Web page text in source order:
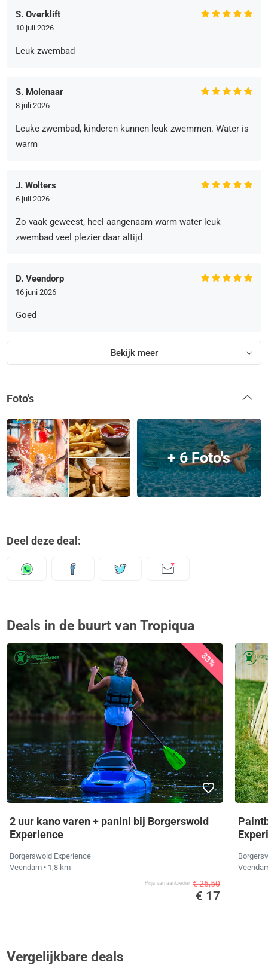
S. Overklift
10 juli 2026
Leuk zwembad
S. Molenaar
8 juli 2026
Leuke zwembad, kinderen kunnen leuk zwemmen. Water is
warm
J. Wolters
6 juli 2026
Zo vaak geweest, heel aangenaam warm water leuk
zwembad veel plezier daar altijd
D. Veendorp
16 juni 2026
Goed
Bekijk meer
Foto's
+ 6 Foto's
Deel deze deal:
Deals in de buurt van Tropiqua
33%
2 uur kano varen + panini bij Borgerswold
Experience
Borgerswold Experience
Veendam • 1,8 km
Prijs van aanbieder € 25,50
€ 17
Vergelijkbare deals